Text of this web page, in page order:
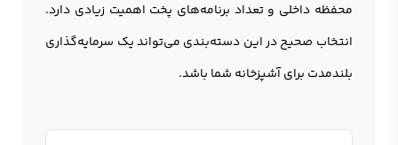
محفظه داخلی و تعداد برنامه‌های پخت اهمیت زیادی دارد.
انتخاب صحیح در این دسته‌بندی می‌تواند یک سرمایه‌گذاری
بلندمدت برای آشپزخانه شما باشد.